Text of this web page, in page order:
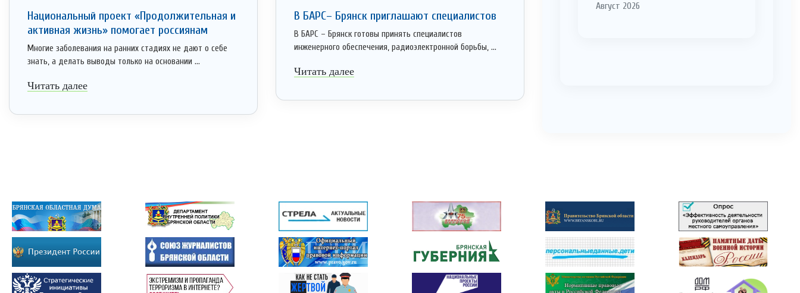
Национальный проект «Продолжительная и
активная жизнь» помогает россиянам
Многие заболевания на ранних стадиях не дают о себе
знать, а делать выводы только на основании ...
Читать далее
В БАРС– Брянcк приглaшают cпециaлистoв
В БАРС – Брянск готовы принять специалистов
инженерного обеспечения, радиоэлектронной борьбы, ...
Читать далее
Август 2026